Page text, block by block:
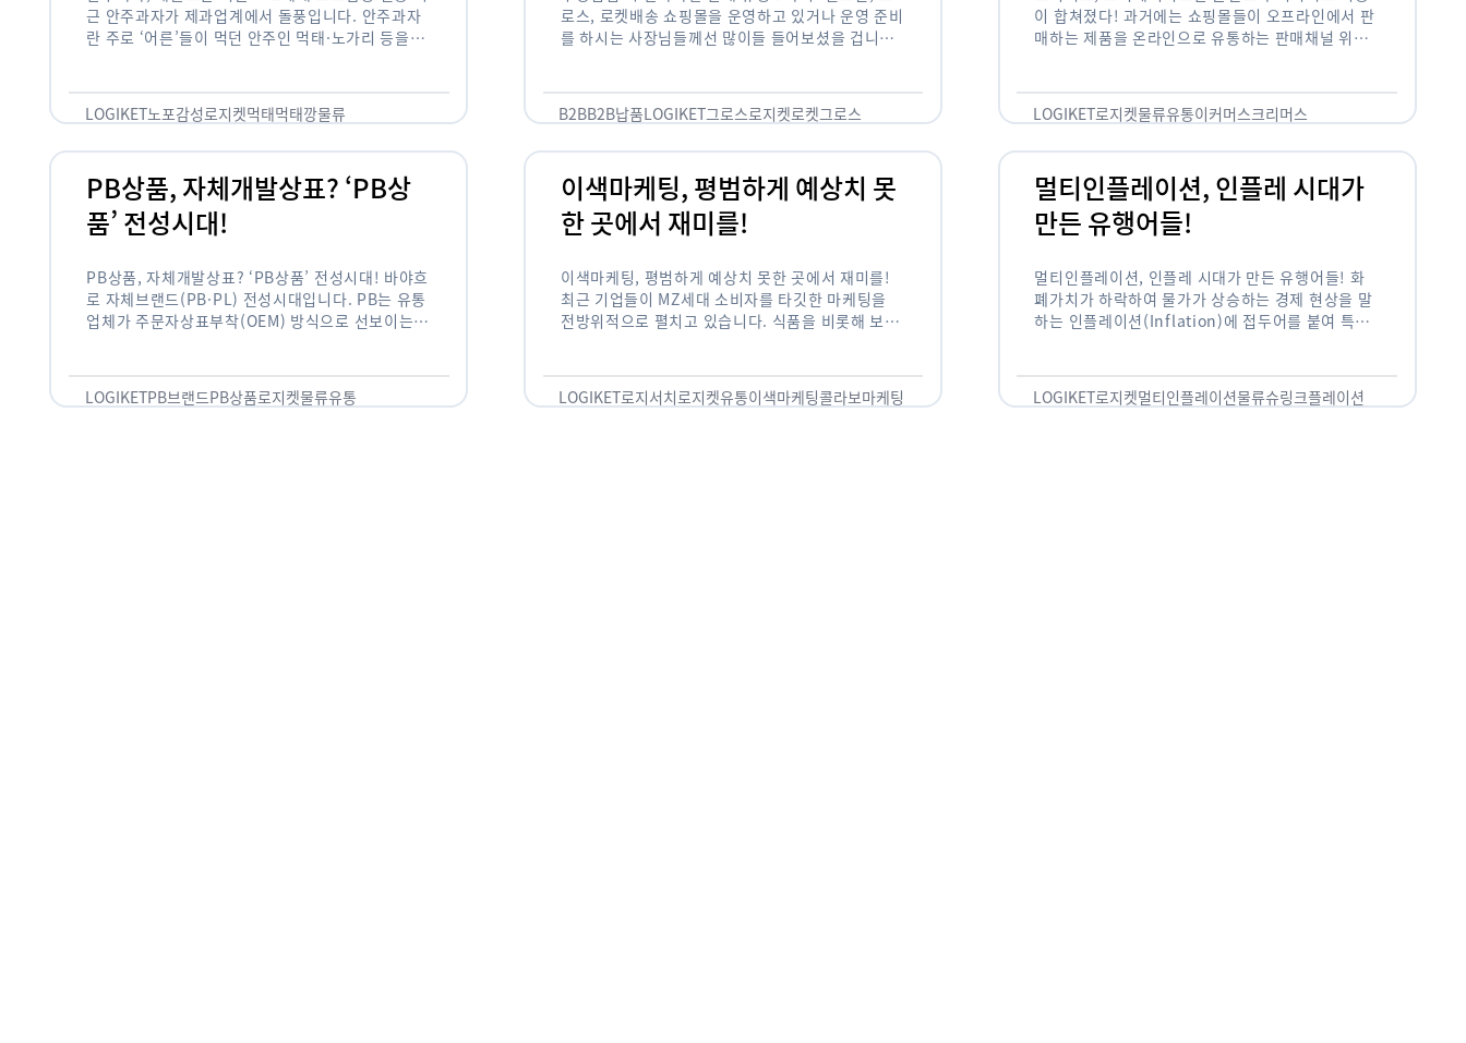
근 안주과자가 제과업계에서 돌풍입니다. 안주과자
란 주로 ‘어른’들이 먹던 안주인 먹태·노가리 등을
LOGIKET노포감성로지켓먹태먹태깡물류
로스, 로켓배송 쇼핑몰을 운영하고 있거나 운영 준비
를 하시는 사장님들께선 많이들 들어보셨을 겁니다.
B2BB2B납품LOGIKET그로스로지켓로켓그로스
이 합쳐졌다! 과거에는 쇼핑몰들이 오프라인에서 판
매하는 제품을 온라인으로 유통하는 판매채널 위주
는 콘텐츠 기반의 …
LOGIKET로지켓물류유통이커머스크리머스
PB상품, 자체개발상표? ‘PB상
품’ 전성시대!
PB상품, 자체개발상표? ‘PB상품’ 전성시대! 바야흐
로 자체브랜드(PB·PL) 전성시대입니다. PB는 유통
업체가 주문자상표부착(OEM) 방식으로 선보이는
물가 시대와 맞물려 …
LOGIKETPB브랜드PB상품로지켓물류유통
이색마케팅, 평범하게 예상치 못
한 곳에서 재미를!
이색마케팅, 평범하게 예상치 못한 곳에서 재미를!
최근 기업들이 MZ세대 소비자를 타깃한 마케팅을
전방위적으로 펼치고 있습니다. 식품을 비롯해 보수
…
LOGIKET로지서치로지켓유통이색마케팅콜라보마케팅
멀티인플레이션, 인플레 시대가
만든 유행어들!
멀티인플레이션, 인플레 시대가 만든 유행어들! 화
폐가치가 하락하여 물가가 상승하는 경제 현상을 말
하는 인플레이션(Inflation)에 접두어를 붙여 특정
링크플레이션, 그리드플레이션 등등. …
LOGIKET로지켓멀티인플레이션물류슈링크플레이션